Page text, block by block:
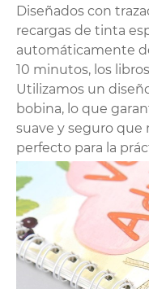
Diseñados con
recargas de tinta
automáticamente
10 minutos, los
Utilizamos un
bobina, lo que
suave y seguro que
perfecto para la